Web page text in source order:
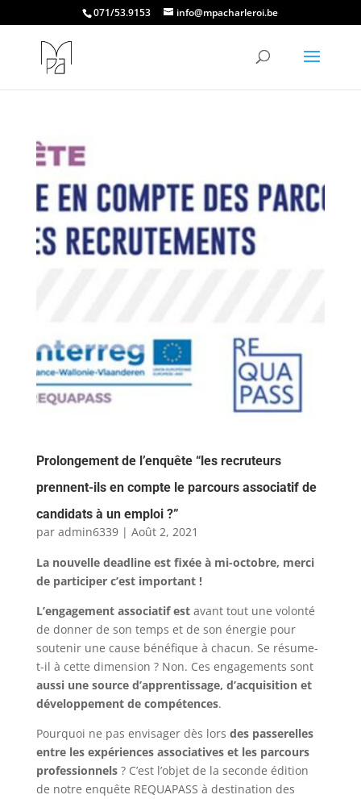
071/53.9153 info@mpacharleroi.be
Prolongement de l’enquête “les recruteurs
prennent-ils en compte le parcours associatif de
candidats à un emploi ?”
par admin6339| Août 2, 2021
La nouvelle deadline est fixée à mi-octobre, merci
de participer c’est important !
L’engagement associatif estavant tout une volonté
de donner de son temps et de son énergie pour
soutenir une cause bénéfique à chacun. Se résume-
t-il à cette dimension ? Non. Ces engagements sont
aussi une source d’apprentissage, d’acquisition et
développement de compétences.
Pourquoi ne pas envisager dès lors des passerelles
entre les expériences associatives et les parcours
professionnels? C’est l’objet de la seconde édition
de notre enquête REQUAPASS à destination des